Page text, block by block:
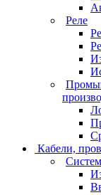
Реле
Кабели,